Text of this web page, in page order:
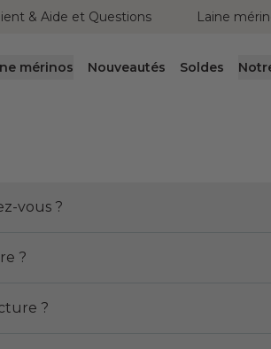
& Aide et Questions Laine
mérinos Nouveautés Soldes
vous ?
?
?